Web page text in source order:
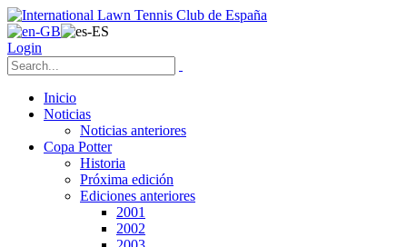
Login
Inicio
Noticias
Noticias anteriores
Copa Potter
Historia
Próxima edición
Ediciones anteriores
2001
2002